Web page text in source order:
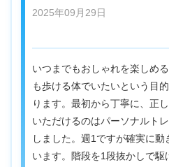
2025年09月29日
いつまでもおしゃれを楽しめ
も歩ける体でいたいという目
ります。最初から丁寧に、正
いただけるのはパーソナルト
しました。週1ですが確実に
います。階段を1段抜かしで駆